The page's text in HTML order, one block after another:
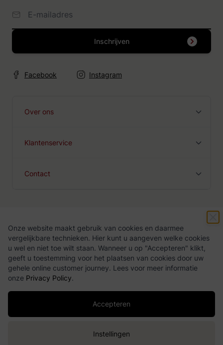
Onze website maakt gebruik van cookies en daarmee
vergelijkbare technieken. Hier kunt u aangeven welke cookies
u wel en niet toe wilt staan. Wanneer u op "Accepteren" klikt,
geeft u toestemming voor het plaatsen van cookies door uw
gehele online customer journey. Lees voor meer informatie
onze Privacy Policy.
Accepteren
Instellingen
Toevoegen
Inschrijven
Facebook Instagram
Over ons
Klantenservice
Contact
Algemene voorwaarden Privacy Policy
Webshop door BigBridge